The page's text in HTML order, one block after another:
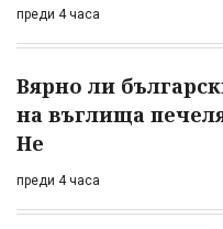
преди 4 часа
Вярно ли
на въглища
Не
преди 4 часа